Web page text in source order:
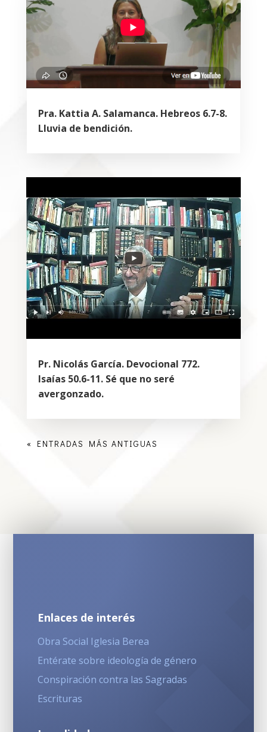
Pra. Kattia A. Salamanca. Hebreos 6.7-8.
Lluvia de bendición.
Pr. Nicolás García. Devocional 772.
Isaías 50.6-11. Sé que no seré
avergonzado.
« ENTRADAS MÁS ANTIGUAS
Enlaces de interés
Obra Social Iglesia Berea
Entérate sobre ideología de género
Conspiración contra las Sagradas
Escrituras